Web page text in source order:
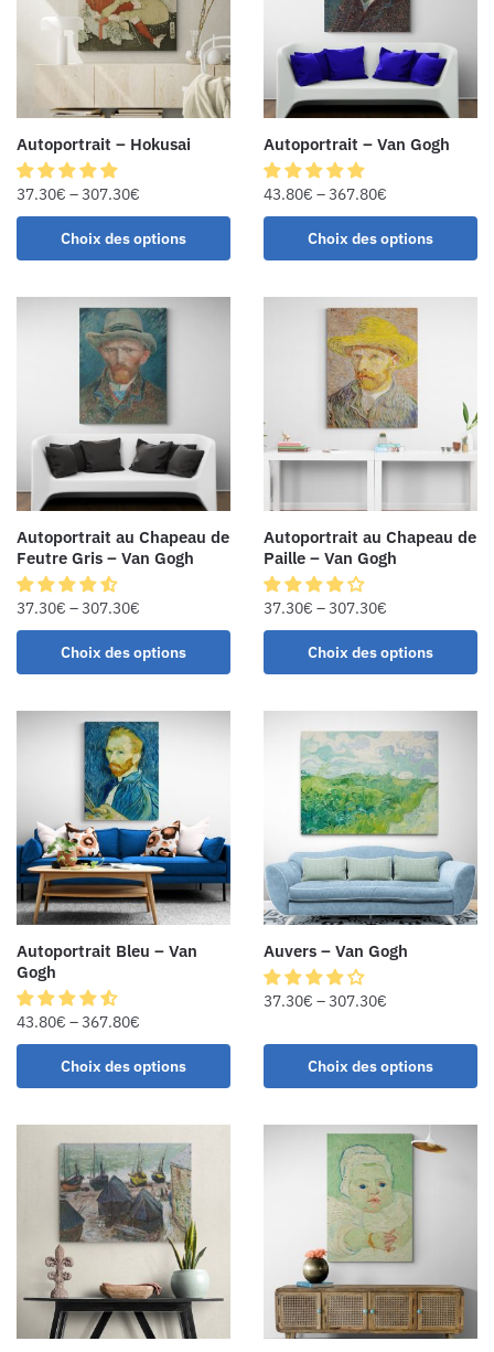
Autoportrait – Hokusai
37.30€ –307.30€
Choix des options
Autoportrait – Van Gogh
43.80€ –367.80€
Choix des options
Autoportrait au Chapeau de
Feutre Gris – Van Gogh
37.30€ –307.30€
Choix des options
Autoportrait au Chapeau de
Paille – Van Gogh
37.30€ –307.30€
Choix des options
Autoportrait Bleu – Van
Gogh
43.80€ –367.80€
Choix des options
Auvers – Van Gogh
37.30€ –307.30€
Choix des options